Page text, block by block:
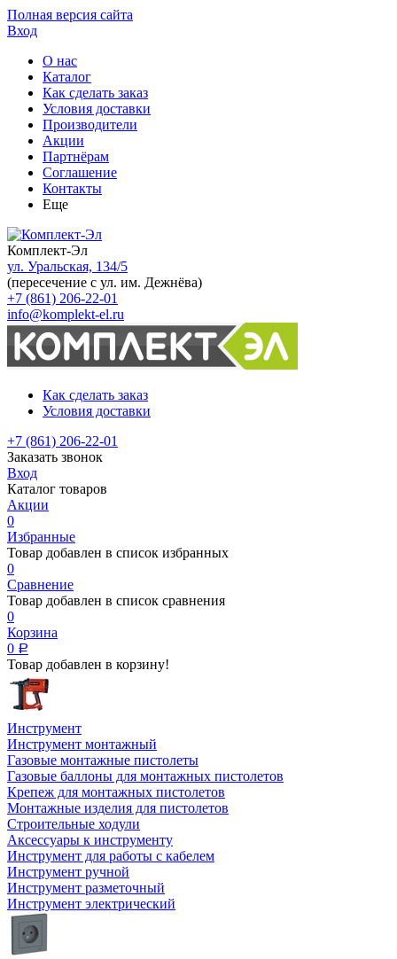
Полная версия сайта
Вход
О нас
Каталог
Как сделать заказ
Условия доставки
Производители
Акции
Партнёрам
Соглашение
Контакты
Еще
Комплект-Эл
ул. Уральская, 134/5
(пересечение с ул. им. Дежнёва)
+7 (861) 206-22-01
info@komplekt-el.ru
Как сделать заказ
Условия доставки
+7 (861) 206-22-01
Заказать звонок
Вход
Каталог товаров
Акции
0
Избранные
Товар добавлен в список избранных
0
Сравнение
Товар добавлен в список сравнения
0
Корзина
0 Р
Товар добавлен в корзину!
Инструмент
Инструмент монтажный
Газовые монтажные пистолеты
Газовые баллоны для монтажных пистолетов
Крепеж для монтажных пистолетов
Монтажные изделия для пистолетов
Строительные ходули
Аксессуары к инструменту
Инструмент для работы с кабелем
Инструмент ручной
Инструмент разметочный
Инструмент электрический